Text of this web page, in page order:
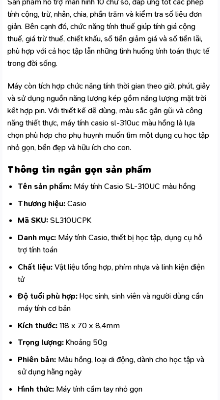
tính cộng, trừ, nhân, chia, phần trăm và kiểm tra số liệu đơn
giản. Bên cạnh đó, chức năng tính thuế giúp tính giá cộng
thuế, giá trừ thuế, chiết khấu, số tiền giảm giá và số tiền lãi,
phù hợp với cả học tập lẫn những tình huống tính toán thực tế
trong đời sống.
Máy còn tích hợp chức năng tính thời gian theo giờ, phút, giây
và sử dụng nguồn năng lượng kép gồm năng lượng mặt trời
kết hợp pin. Với thiết kế dễ dùng, màu sắc gần gũi và công
năng thiết thực, máy tính casio sl-310uc màu hồng là lựa
chọn phù hợp cho phụ huynh muốn tìm một dụng cụ học tập
nhỏ gọn, bền đẹp và hữu ích cho con.
Thông tin ngắn gọn sản phẩm
Tên sản phẩm:Máy tính Casio SL-310UC màu hồng
Thương hiệu:Casio
Mã SKU:SL310UCPK
Danh mục:Máy tính Casio, thiết bị học tập, dụng cụ hỗ
trợ tính toán
Chất liệu:Vật liệu tổng hợp, phím nhựa và linh kiện điện
tử
Độ tuổi phù hợp:Học sinh, sinh viên và người dùng cần
máy tính cơ bản
Kích thước:118 x 70 x 8,4mm
Trọng lượng:Khoảng 50g
Phiên bản:Màu hồng, loại di động, dành cho học tập và
sử dụng hằng ngày
Hình thức:Máy tính cầm tay nhỏ gọn